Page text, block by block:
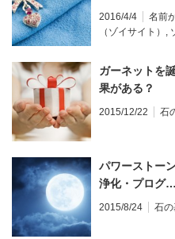
2016/4/4 名前
（ゾイサイト） ,
ガーネットを
果がある？
2015/12/22 石
パワーストー
浄化・プログ…
2015/8/24 石